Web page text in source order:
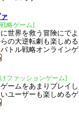
略ゲーム]
世界を救う冒険にでよ
の大逆転劇も楽しめる
トル戦略オンラインゲ
ファッションゲーム]
ームをあまりプレイし
ユーザーも楽しめるゲ